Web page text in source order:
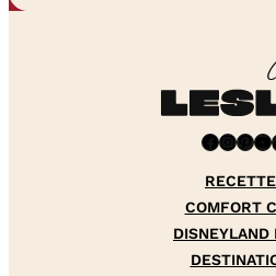
Facebook InstagramPinterest YouTube
COMFORT
DISNEYLAND